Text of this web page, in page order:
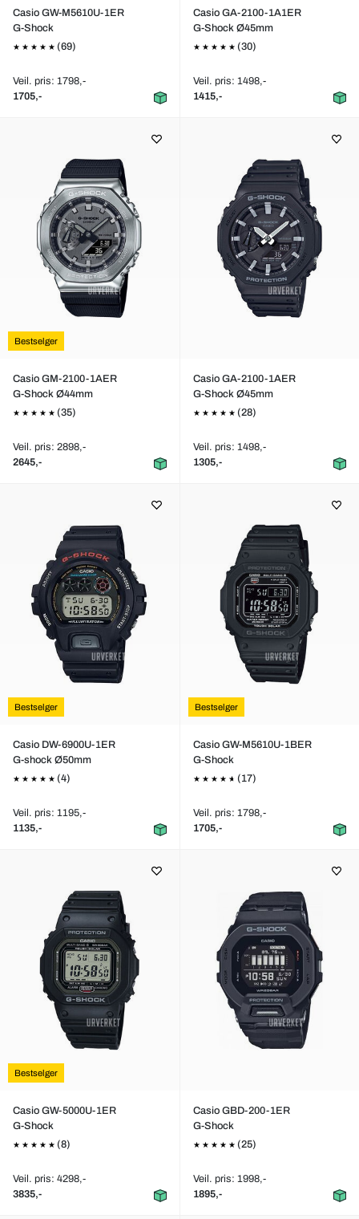
Casio GW-M5610U-1ER
G-Shock
(69)
Veil. pris: 1798,-
1705,-
Casio GA-2100-1A1ER
G-Shock Ø45mm
(30)
Veil. pris: 1498,-
1415,-
Bestselger
Casio GM-2100-1AER
G-Shock Ø44mm
(35)
Veil. pris: 2898,-
2645,-
Casio GA-2100-1AER
G-Shock Ø45mm
(28)
Veil. pris: 1498,-
1305,-
Bestselger
Casio DW-6900U-1ER
G-shock Ø50mm
(4)
Veil. pris: 1195,-
1135,-
Bestselger
Casio GW-M5610U-1BER
G-Shock
(17)
Veil. pris: 1798,-
1705,-
Bestselger
Casio GW-5000U-1ER
G-Shock
(8)
Veil. pris: 4298,-
3835,-
Casio GBD-200-1ER
G-Shock
(25)
Veil. pris: 1998,-
1895,-